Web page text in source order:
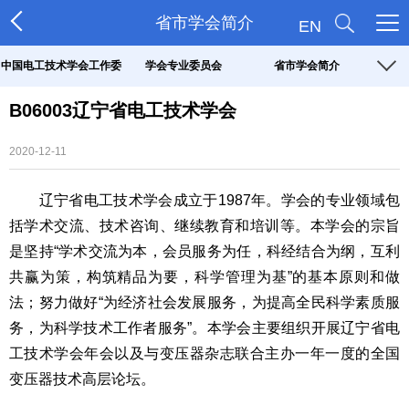
省市学会简介 EN
中国电工技术学会工作委
员会
学会专业委员会 省市学会简介
B06003辽宁省电工技术学会
2020-12-11
辽宁省电工技术学会成立于1987年。学会的专业领域包
括学术交流、技术咨询、继续教育和培训等。本学会的宗旨
是坚持“学术交流为本，会员服务为任，科经结合为纲，互利
共赢为策，构筑精品为要，科学管理为基”的基本原则和做
法；努力做好“为经济社会发展服务，为提高全民科学素质服
务，为科学技术工作者服务”。本学会主要组织开展辽宁省电
工技术学会年会以及与变压器杂志联合主办一年一度的全国
变压器技术高层论坛。